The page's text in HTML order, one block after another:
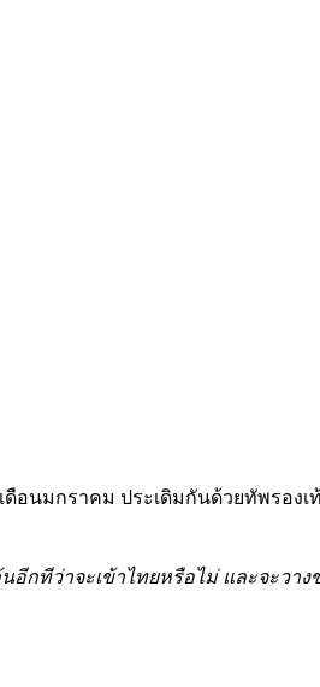
นมกราคม ประเดิมกันด้วยทัพรองเ
อีกทีว่าจะเข้าไทยหรือไม่ และจะวาง